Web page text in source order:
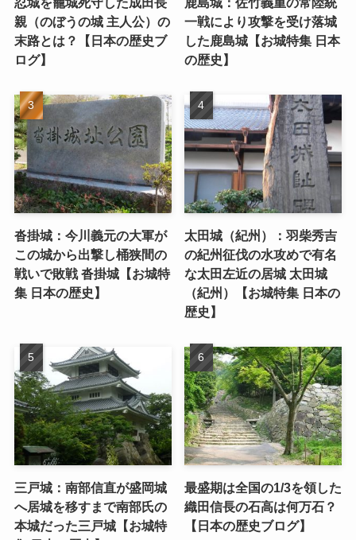
親（のぼうの城 主人公）の
末路とは？【日本の歴史ブ
ログ】
一戦により攻撃を受け落城
した鹿島城【お城特集 日本
の歴史】
沓掛城：今川義元の大軍が
この城から出撃し桶狭間の
戦いで敗戦 沓掛城【お城特
集 日本の歴史】
太田城（紀州）：羽柴秀吉
の紀州征伐の水攻めで有名
な太田左近の居城 太田城
（紀州）【お城特集 日本の
歴史】
三戸城：南部信直が盛岡城
へ居城を移すまで南部氏の
本城だった三戸城【お城特
最盛期は全国の1/3を領した
織田信長の石高は何万石？
【日本の歴史ブログ】